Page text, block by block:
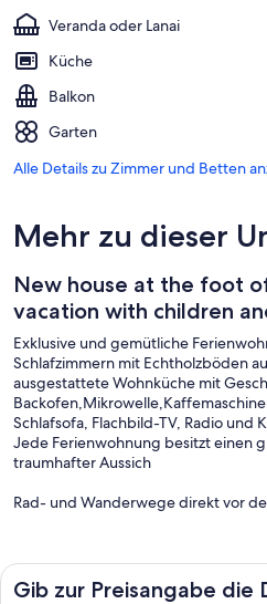
Veranda oder Lanai
Küche
Balkon
Garten
Alle Details zu Zimmer und Betten
Mehr zu dieser
New house at the foot
vacation with children
Exklusive und gemütliche
Schlafzimmern mit Echtholzböden
ausgestattete Wohnküche mit
Schlafsofa, Flachbild-TV, Radio und
Jede Ferienwohnung besitzt einen
traumhafter Aussich
Rad- und Wanderwege direkt vor
- Ski- und Radlraum
Gib zur Preisangabe die